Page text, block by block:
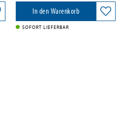
In den Warenkorb
SOFORT LIEFERBAR